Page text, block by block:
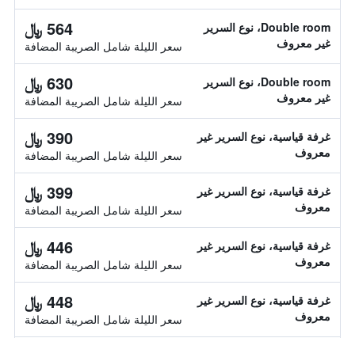
Double room، نوع السرير
غير معروف
564 ﷼
سعر الليلة شامل الصريبة المضافة
Double room، نوع السرير
غير معروف
630 ﷼
سعر الليلة شامل الصريبة المضافة
غرفة قياسية، نوع السرير غير
معروف
390 ﷼
سعر الليلة شامل الصريبة المضافة
غرفة قياسية، نوع السرير غير
معروف
399 ﷼
سعر الليلة شامل الصريبة المضافة
غرفة قياسية، نوع السرير غير
معروف
446 ﷼
سعر الليلة شامل الصريبة المضافة
غرفة قياسية، نوع السرير غير
معروف
448 ﷼
سعر الليلة شامل الصريبة المضافة